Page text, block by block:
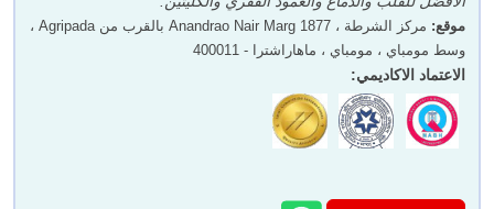
موقع:
مركز الشرطة ، 1877 Anandrao Nair Marg بالقرب من Agripada ،
وسط مومباي ، مومباي ، ماهاراشترا - 400011
الاعتماد الاكاديمي: